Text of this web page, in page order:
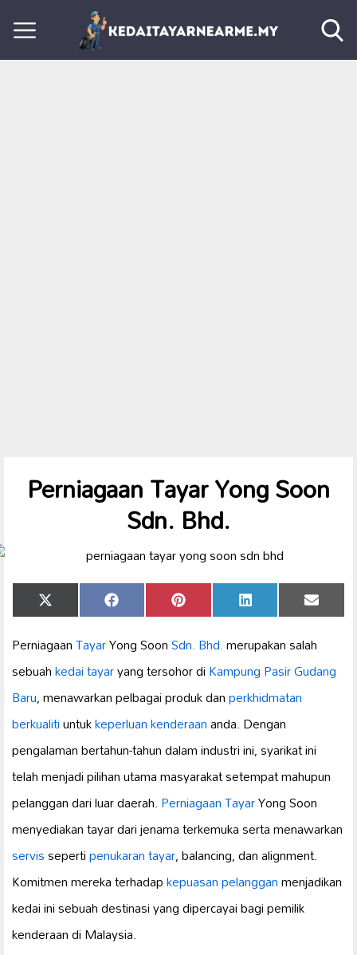
Perniagaan Tayar Yong Soon
Sdn. Bhd.
Share
on
X
(Twitter)
Share
on
Facebook Share
on
Pinterest Share
on
LinkedIn Share
on
Email
PerniagaanTayarYong SoonSdn. Bhd.merupakan salah
sebuahkedai tayaryang tersohor diKampung Pasir Gudang
Baru, menawarkan pelbagai produk danperkhidmatan
berkualitiuntukkeperluan kenderaananda. Dengan
pengalaman bertahun-tahun dalam industri ini, syarikat ini
telah menjadi pilihan utama masyarakat setempat mahupun
pelanggan dari luar daerah.Perniagaan TayarYong Soon
menyediakan tayar dari jenama terkemuka serta menawarkan
servissepertipenukaran tayar, balancing, dan alignment.
Komitmen mereka terhadapkepuasan pelangganmenjadikan
kedai ini sebuah destinasi yang dipercayai bagi pemilik
kenderaan di Malaysia.